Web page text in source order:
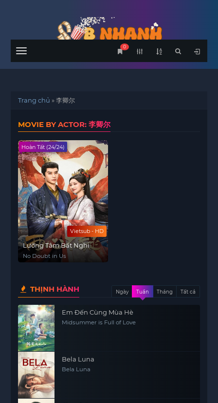
Menu
0
Trang chủ »李卿尔
MOVIE BY ACTOR: 李卿尔
Vietsub - HD
Hoàn Tất (24/24)
Lưỡng Tâm Bất Nghi
No Doubt in Us
THỊNH HÀNH Ngày Tuần Tháng Tất cả
Em Đến Cùng Mùa Hè
Midsummer is Full of Love
Bela Luna
Bela Luna